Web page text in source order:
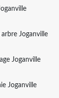
Joganville
Joganville
Joganville